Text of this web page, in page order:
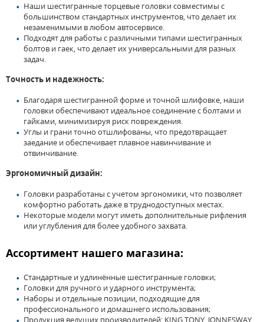
Наши шестигранные торцевые головки совместимы с
большинством стандартных инструментов, что делает их
незаменимыми в любом автосервисе.
Подходят для работы с различными типами шестигранных
болтов и гаек, что делает их универсальными для разных
задач.
Точность и надежность:
Благодаря шестигранной форме и точной шлифовке, наши
головки обеспечивают идеальное соединение с болтами и
гайками, минимизируя риск повреждения.
Углы и грани точно отшлифованы, что предотвращает
заедание и обеспечивает плавное навинчивание и
отвинчивание.
Эргономичный дизайн:
Головки разработаны с учетом эргономики, что позволяет
комфортно работать даже в труднодоступных местах.
Некоторые модели могут иметь дополнительные рифления
или углубления для более удобного захвата.
Ассортимент нашего магазина:
Стандартные и удлинённые шестигранные головки;
Головки для ручного и ударного инструмента;
Наборы и отдельные позиции, подходящие для
профессионального и домашнего использования;
Продукция ведущих производителей: KING TONY, JONNESWAY,